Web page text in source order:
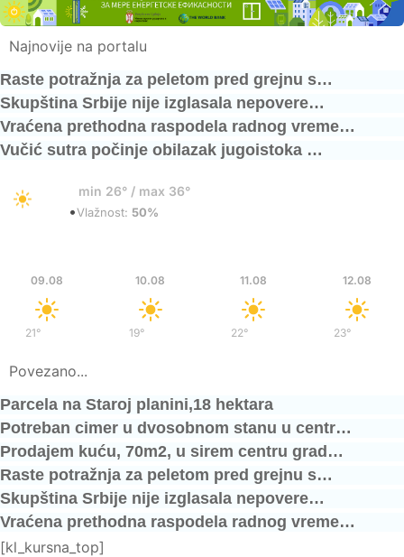
Najnovije na portalu
Raste potražnja za peletom pred grejnu s…
Skupština Srbije nije izglasala nepovere…
Vraćena prethodna raspodela radnog vreme…
Vučić sutra počinje obilazak jugoistoka …
min 26° / max 36°
•Vlažnost: 50%
09.08
21°/
10.08
19°/
11.08
22°/
12.08
23°
Povezano...
Parcela na Staroj planini,18 hektara
Potreban cimer u dvosobnom stanu u centr…
Prodajem kuću, 70m2, u sirem centru grad…
Raste potražnja za peletom pred grejnu s…
Skupština Srbije nije izglasala nepovere…
Vraćena prethodna raspodela radnog vreme…
[kl_kursna_top]